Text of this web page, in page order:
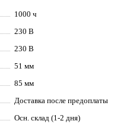
1000 ч
230 В
230 В
51 мм
85 мм
Доставка после предоплаты
Осн. склад (1-2 дня)